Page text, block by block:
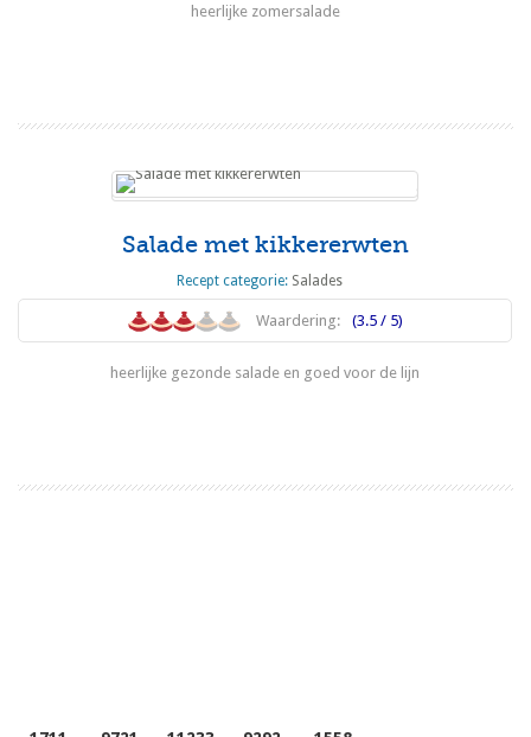
heerlijke zomersalade
Salade met kikkererwten
Recept categorie: Salades
Waardering: (3.5 / 5)
heerlijke gezonde salade en goed voor de lijn